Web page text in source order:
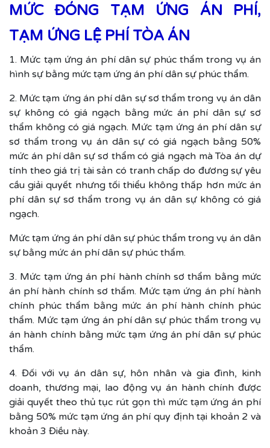
MỨC ĐÓNG TẠM ỨNG ÁN PHÍ,
TẠM ỨNG LỆ PHÍ TÒA ÁN
1. Mức tạm ứng án phí dân sự phúc thẩm trong vụ án
hình sự bằng mức tạm ứng án phí dân sự phúc thẩm.
2. Mức tạm ứng án phí dân sự sơ thẩm trong vụ án dân
sự không có giá ngạch bằng mức án phí dân sự sơ
thẩm không có giá ngạch. Mức tạm ứng án phí dân sự
sơ thẩm trong vụ án dân sự có giá ngạch bằng 50%
mức án phí dân sự sơ thẩm có giá ngạch mà Tòa án dự
tính theo giá trị tài sản có tranh chấp do đương sự yêu
cầu giải quyết nhưng tối thiểu không thấp hơn mức án
phí dân sự sơ thẩm trong vụ án dân sự không có giá
ngạch.
Mức tạm ứng án phí dân sự phúc thẩm trong vụ án dân
sự bằng mức án phí dân sự phúc thẩm.
3. Mức tạm ứng án phí hành chính sơ thẩm bằng mức
án phí hành chính sơ thẩm. Mức tạm ứng án phí hành
chính phúc thẩm bằng mức án phí hành chính phúc
thẩm. Mức tạm ứng án phí dân sự phúc thẩm trong vụ
án hành chính bằng mức tạm ứng án phí dân sự phúc
thẩm.
4. Đối với vụ án dân sự, hôn nhân và gia đình, kinh
doanh, thương mại, lao động vụ án hành chính được
giải quyết theo thủ tục rút gọn thì mức tạm ứng án phí
bằng 50% mức tạm ứng án phí quy định tại khoản 2 và
khoản 3 Điều này.